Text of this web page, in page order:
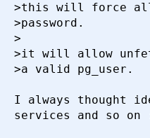
Re: [HACKERS]
Jim Mercer
Re: Re: [HACKERS]
23:27:57
>this will force all
>password.
>
>it will allow
>a valid pg_user.
I always thought
services and so